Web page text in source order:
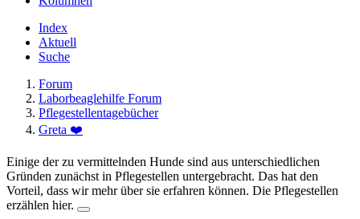
Index
Aktuell
Suche
Forum
Laborbeaglehilfe Forum
Pflegestellentagebücher
Greta ❤️
Einige der zu vermittelnden Hunde sind aus unterschiedlichen
Gründen zunächst in Pflegestellen untergebracht. Das hat den
Vorteil, dass wir mehr über sie erfahren können. Die Pflegestellen
erzählen hier.